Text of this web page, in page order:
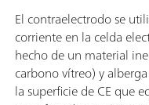
El contraelectrodo se
corriente en la celda
hecho de un material
carbono vítreo) y
la superficie de CE que